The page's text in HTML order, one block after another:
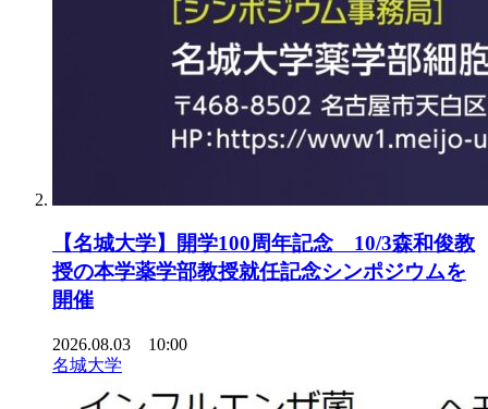
【名城大学】開学100周年記念 10/3森和俊教
授の本学薬学部教授就任記念シンポジウムを
開催
2026.08.03 10:00
名城大学